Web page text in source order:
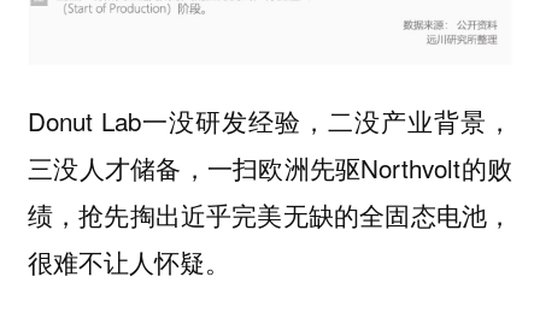
Donut Lab一没研发经验，二没产业背景，
三没人才储备，一扫欧洲先驱Northvolt的败
绩，抢先掏出近乎完美无缺的全固态电池，
很难不让人怀疑。